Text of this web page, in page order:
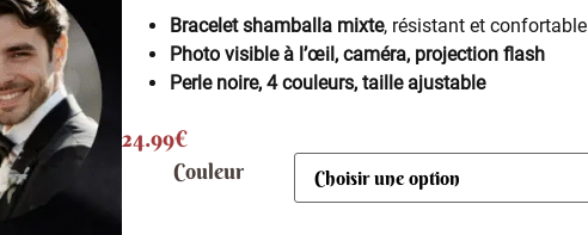
notationsBracelet shamballa mixte, résistant et confortable
Photo visible à l’œil, caméra, projection flash
Perle noire, 4 couleurs, taille ajustable
24.99€
Couleur